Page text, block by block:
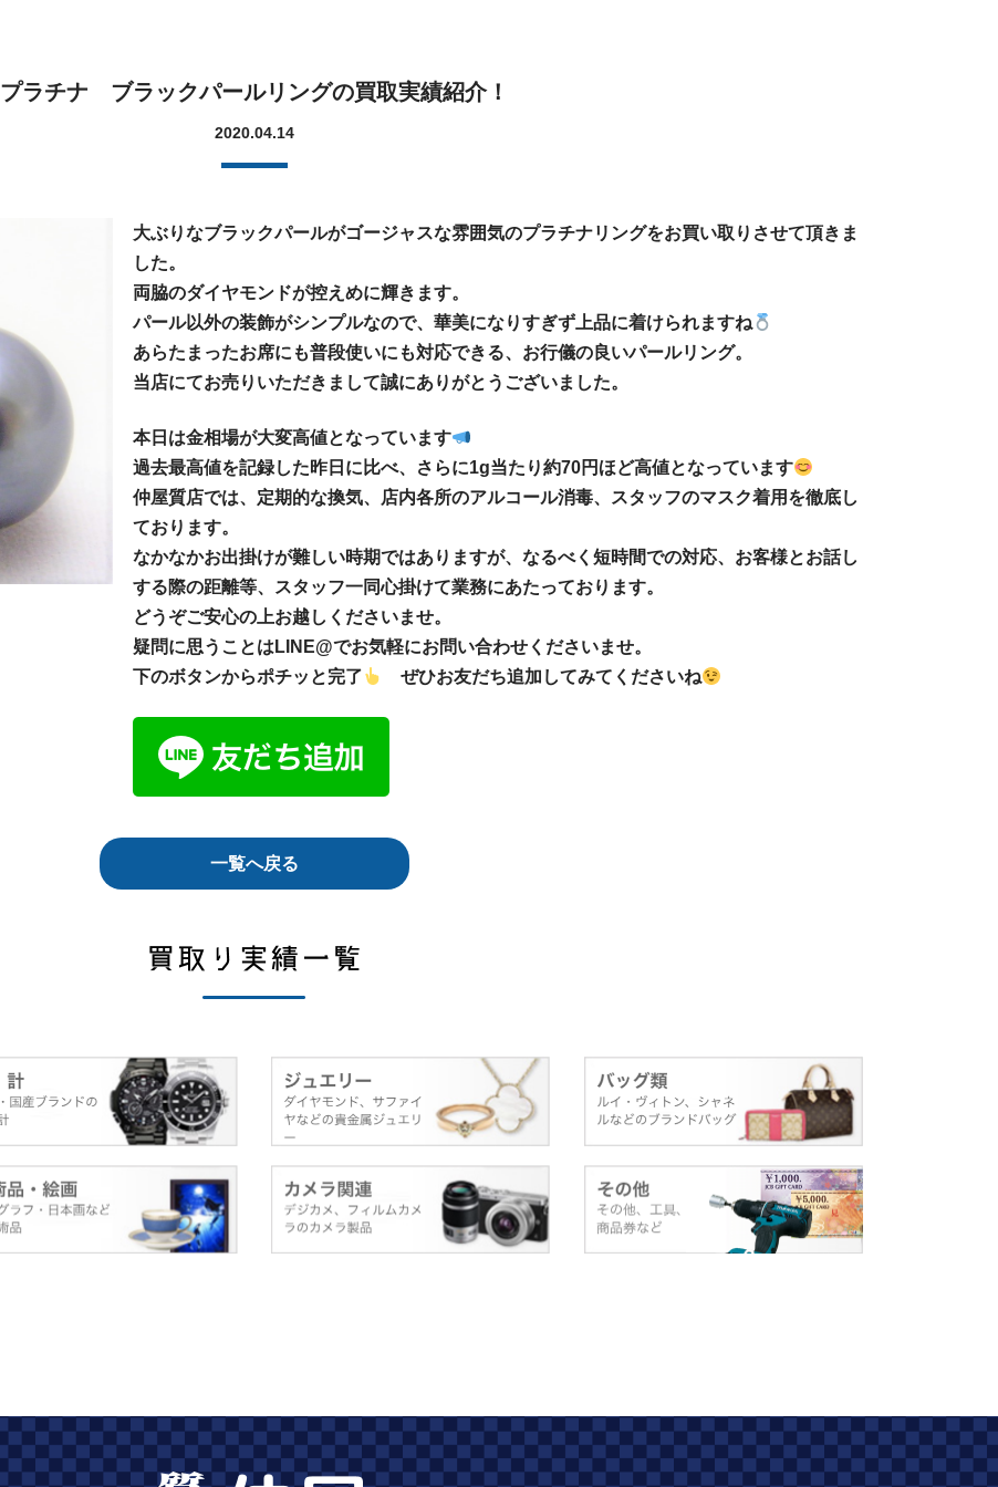
プラチナ ブラックパールリングの買取実績紹介！
2020.04.14
大ぶりなブラックパールがゴージャスな雰囲気のプラチナリングをお買い取りさせて頂きま
した。
両脇のダイヤモンドが控えめに輝きます。
パール以外の装飾がシンプルなので、華美になりすぎず上品に着けられますね
あらたまったお席にも普段使いにも対応できる、お行儀の良いパールリング。
当店にてお売りいただきまして誠にありがとうございました。
本日は金相場が大変高値となっています
過去最高値を記録した昨日に比べ、さらに1g当たり約70円ほど高値となっています
仲屋質店では、定期的な換気、店内各所のアルコール消毒、スタッフのマスク着用を徹底し
ております。
なかなかお出掛けが難しい時期ではありますが、なるべく短時間での対応、お客様とお話し
する際の距離等、スタッフ一同心掛けて業務にあたっております。
どうぞご安心の上お越しくださいませ。
疑問に思うことはLINE@でお気軽にお問い合わせくださいませ。
下のボタンからポチッと完了
ぜひお友だち追加してみてくださいね
一覧へ戻る